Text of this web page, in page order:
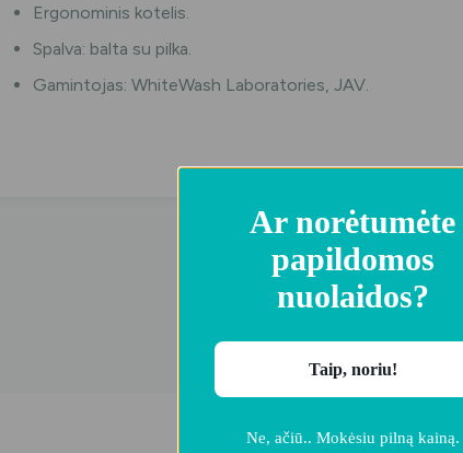
Ergonominis kotelis.
Spalva: balta su pilka.
Gamintojas: WhiteWash Laboratories, JAV.
Ar norėtumėte
papildomos
nuolaidos?
Taip, noriu!
Ne, ačiū.. Mokėsiu pilną kainą.